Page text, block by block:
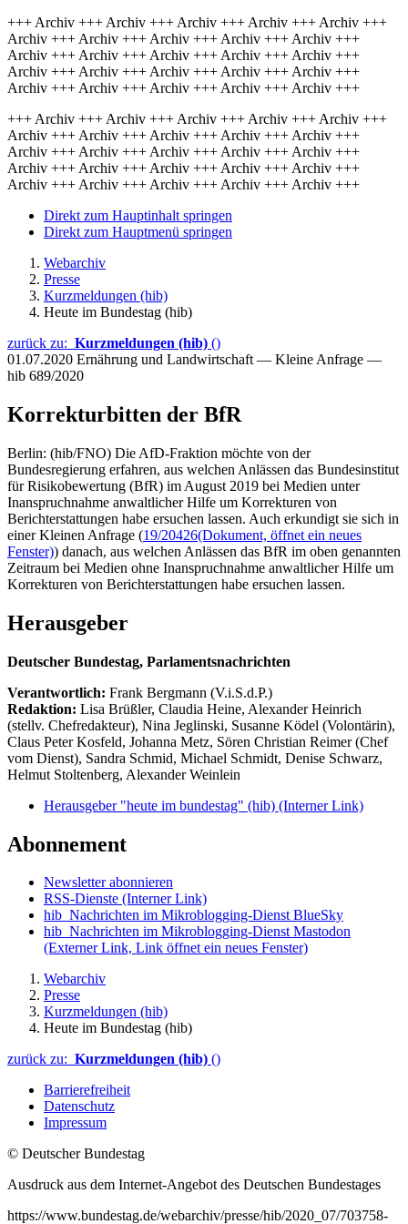
+++ Archiv +++ Archiv +++ Archiv +++ Archiv +++ Archiv +++
Archiv +++ Archiv +++ Archiv +++ Archiv +++ Archiv +++
Archiv +++ Archiv +++ Archiv +++ Archiv +++ Archiv +++
Archiv +++ Archiv +++ Archiv +++ Archiv +++ Archiv +++
Archiv +++ Archiv +++ Archiv +++ Archiv +++ Archiv +++
+++ Archiv +++ Archiv +++ Archiv +++ Archiv +++ Archiv +++
Archiv +++ Archiv +++ Archiv +++ Archiv +++ Archiv +++
Archiv +++ Archiv +++ Archiv +++ Archiv +++ Archiv +++
Archiv +++ Archiv +++ Archiv +++ Archiv +++ Archiv +++
Archiv +++ Archiv +++ Archiv +++ Archiv +++ Archiv +++
Direkt zum Hauptinhalt springen
Direkt zum Hauptmenü springen
Webarchiv
Presse
Kurzmeldungen (hib)
Heute im Bundestag (hib)
zurück zu: Kurzmeldungen (hib) ()
01.07.2020 Ernährung und Landwirtschaft — Kleine Anfrage —
hib 689/2020
Korrekturbitten der BfR
Berlin: (hib/FNO) Die AfD-Fraktion möchte von der
Bundesregierung erfahren, aus welchen Anlässen das Bundesinstitut
für Risikobewertung (BfR) im August 2019 bei Medien unter
Inanspruchnahme anwaltlicher Hilfe um Korrekturen von
Berichterstattungen habe ersuchen lassen. Auch erkundigt sie sich in
einer Kleinen Anfrage (19/20426(Dokument, öffnet ein neues
Fenster)) danach, aus welchen Anlässen das BfR im oben genannten
Zeitraum bei Medien ohne Inanspruchnahme anwaltlicher Hilfe um
Korrekturen von Berichterstattungen habe ersuchen lassen.
Herausgeber
Deutscher Bundestag, Parlamentsnachrichten
Verantwortlich: Frank Bergmann (V.i.S.d.P.)
Redaktion: Lisa Brüßler, Claudia Heine, Alexander Heinrich
(stellv. Chefredakteur), Nina Jeglinski, Susanne Ködel (Volontärin),
Claus Peter Kosfeld, Johanna Metz, Sören Christian Reimer (Chef
vom Dienst), Sandra Schmid, Michael Schmidt, Denise Schwarz,
Helmut Stoltenberg, Alexander Weinlein
Herausgeber "heute im bundestag" (hib) (Interner Link)
Abonnement
Newsletter abonnieren
RSS-Dienste (Interner Link)
hib_Nachrichten im Mikroblogging-Dienst BlueSky
hib_Nachrichten im Mikroblogging-Dienst Mastodon
(Externer Link, Link öffnet ein neues Fenster)
Webarchiv
Presse
Kurzmeldungen (hib)
Heute im Bundestag (hib)
zurück zu: Kurzmeldungen (hib) ()
Barrierefreiheit
Datenschutz
Impressum
© Deutscher Bundestag
Ausdruck aus dem Internet-Angebot des Deutschen Bundestages
https://www.bundestag.de/webarchiv/presse/hib/2020_07/703758-